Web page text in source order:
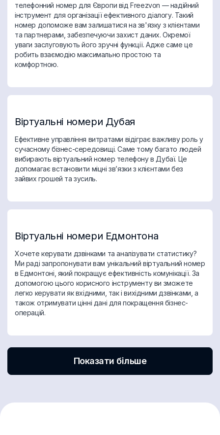
телефонний номер для Європи від Freezvon — надійний
інструмент для організації ефективного діалогу. Такий
номер допоможе вам залишатися на зв'язку з клієнтами
та партнерами, забезпечуючи захист даних. Окремої
уваги заслуговують його зручні функції. Адже саме це
робить взаємодію максимально простою та
комфортною.
Віртуальні номери Дубая
Ефективне управління витратами відіграє важливу роль у
сучасному бізнес-середовищі. Саме тому багато людей
вибирають віртуальний номер телефону в Дубаї. Це
допомагає встановити міцні зв’язки з клієнтами без
зайвих грошей та зусиль.
Віртуальні номери Едмонтона
Хочете керувати дзвінками та аналізувати статистику?
Ми раді запропонувати вам унікальний віртуальний номер
в Едмонтоні, який покращує ефективність комунікації. За
допомогою цього корисного інструменту ви зможете
легко керувати як вхідними, так і вихідними дзвінками, а
також отримувати цінні дані для покращення бізнес-
операцій.
Показати більше